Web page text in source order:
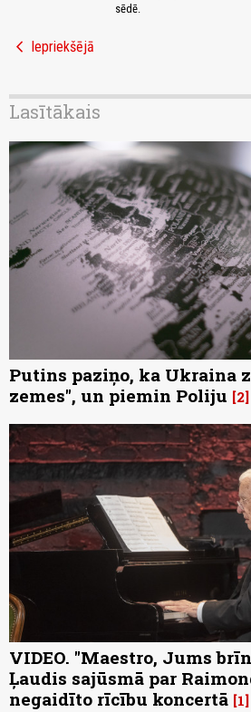
sēdē.
chevron_left Iepriekšējā
Lasītākais
Putins paziņo, ka Ukraina
zemes", un piemin Poliju 2
VIDEO. "Maestro, Jums
Ļaudis sajūsmā par
negaidīto rīcību koncertā 1